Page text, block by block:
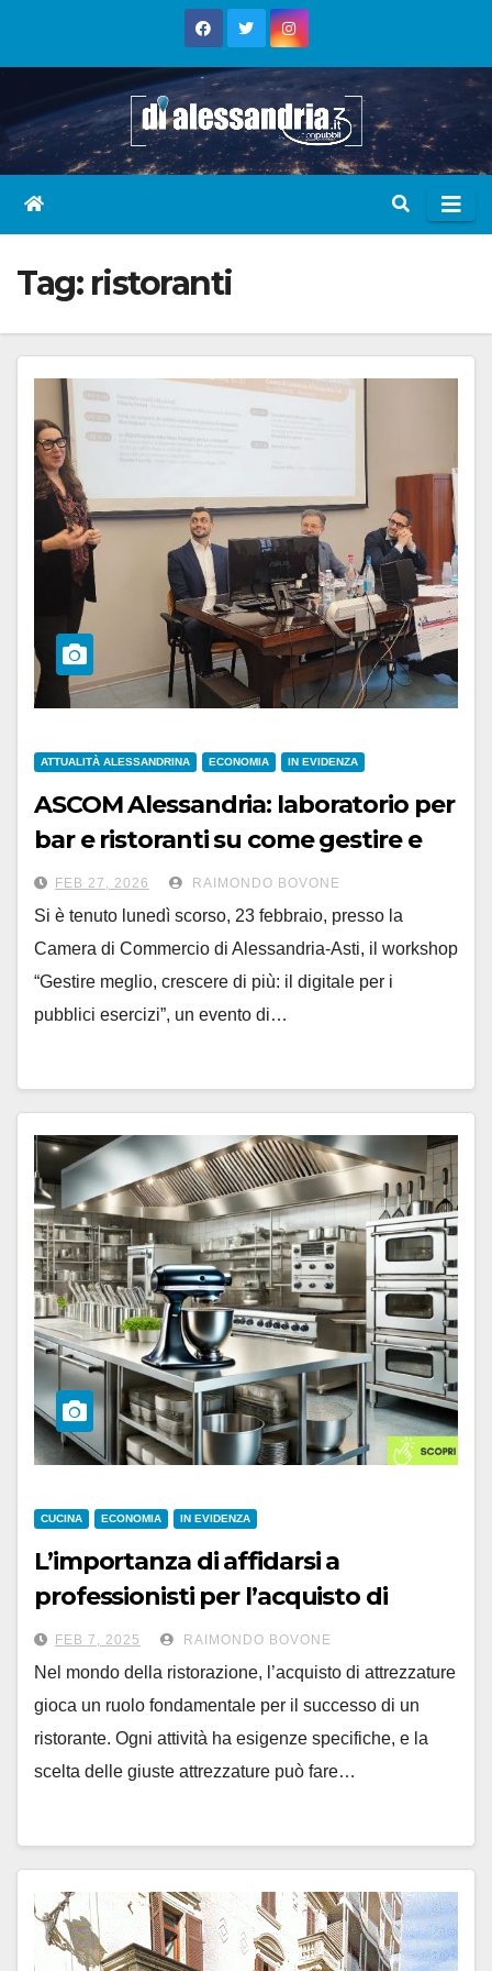
Tag: ristoranti
ATTUALITÀ ALESSANDRINA ECONOMIA IN EVIDENZA
ASCOM Alessandria: laboratorio per
bar e ristoranti su come gestire e
crescere con il digitale
FEB 27, 2026 RAIMONDO BOVONE
Si è tenuto lunedì scorso, 23 febbraio, presso la
Camera di Commercio di Alessandria-Asti, il workshop
“Gestire meglio, crescere di più: il digitale per i
pubblici esercizi”, un evento di…
CUCINA ECONOMIA IN EVIDENZA
L’importanza di affidarsi a
professionisti per l’acquisto di
attrezzature per ristoranti
FEB 7, 2025 RAIMONDO BOVONE
Nel mondo della ristorazione, l’acquisto di attrezzature
gioca un ruolo fondamentale per il successo di un
ristorante. Ogni attività ha esigenze specifiche, e la
scelta delle giuste attrezzature può fare…